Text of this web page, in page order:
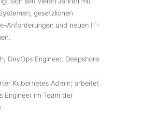
gesetzlichen
Anforderungen und neuen IT-
DevOps Engineer, Deepshore
Kubernetes Admin; arbeitet
Engineer im Team der